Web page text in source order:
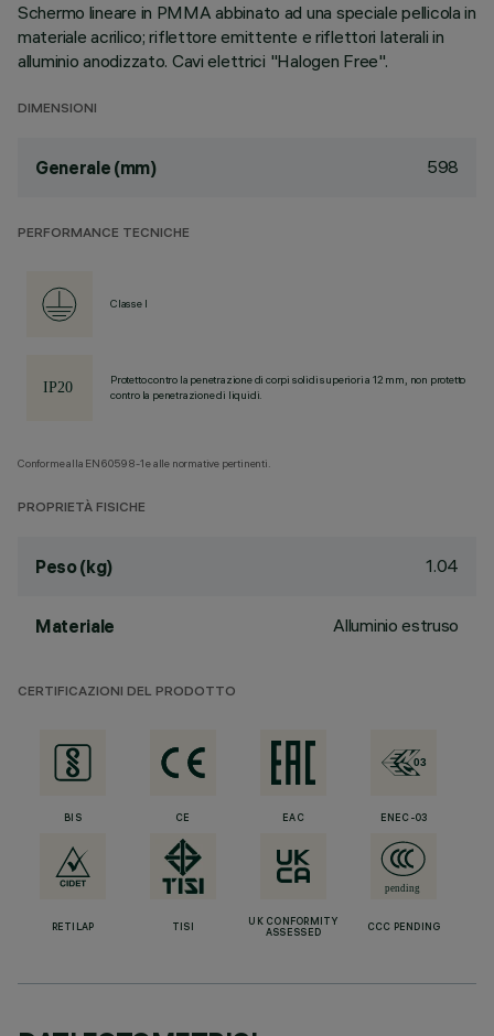
Schermo lineare in PMMA abbinato ad una speciale pellicola in
materiale acrilico; riflettore emittente e riflettori laterali in
alluminio anodizzato. Cavi elettrici "Halogen Free".
DIMENSIONI
Generale (mm) 598
PERFORMANCE TECNICHE
Classe I
Protetto contro la penetrazione di corpi solidi superiori a 12 mm, non protetto
contro la penetrazione di liquidi.
Conforme alla EN60598-1 e alle normative pertinenti.
PROPRIETÀ FISICHE
Peso (kg) 1.04
Materiale Alluminio estruso
CERTIFICAZIONI DEL PRODOTTO
BIS CE EAC ENEC-03
RETILAP TISI
UK CONFORMITY
ASSESSED
CCC PENDING